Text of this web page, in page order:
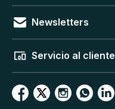
Newsletters
Servicio al cliente